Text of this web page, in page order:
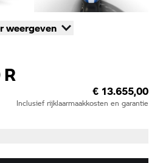
weergeven
€ 13.655,00
Inclusief rijklaarmaakkosten en garantie